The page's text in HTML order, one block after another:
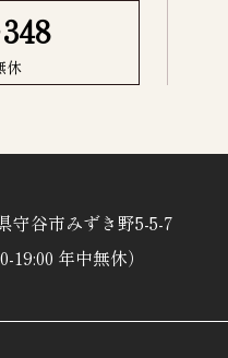
休
守谷市みずき野5-5-7
19:00 年中無休）